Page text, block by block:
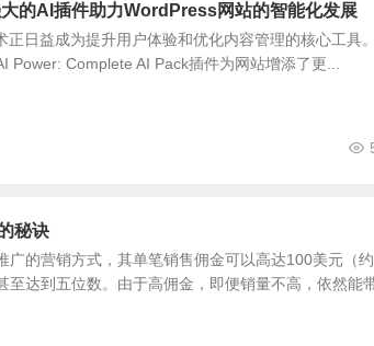
的AI插件助力WordPress网站的智能化发展
日益成为提升用户体验和优化内容管理的核心工具
Complete AI Pack插件为网站增添了更...
秘诀
广的营销方式，其单笔销售佣金可以高达100美元（
至达到五位数。由于高佣金，即便销量不高，依然能